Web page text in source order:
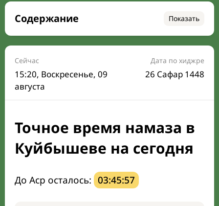
Содержание Показать
Время намаза на сегодня
Расписание на месяц
Время Сухура и Ифтара на сегодня
Календарь рамадана
Направление киблы
Сейчас
15:20, Воскресенье, 09
августа
Дата по хиджре
26 Сафар 1448
Точное время намаза в
Куйбышеве на сегодня
До Аср осталось: 03:45:56